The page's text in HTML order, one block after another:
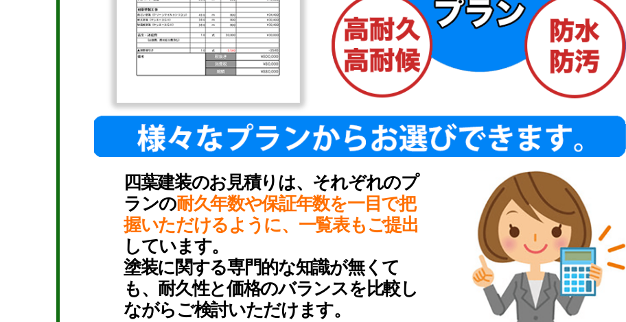
四葉建装のお見積りは、それぞれのプ
ランの耐久年数や保証年数を一目で把
握いただけるように、一覧表もご提出
しています。
塗装に関する専門的な知識が無くて
も、耐久性と価格のバランスを比較し
ながらご検討いただけます。